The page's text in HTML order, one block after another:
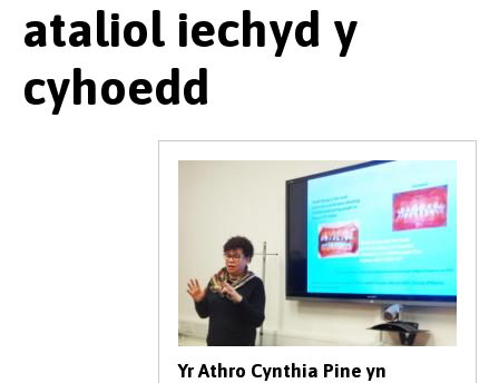
ataliol iechyd y
cyhoedd
Yr Athro Cynthia Pine yn